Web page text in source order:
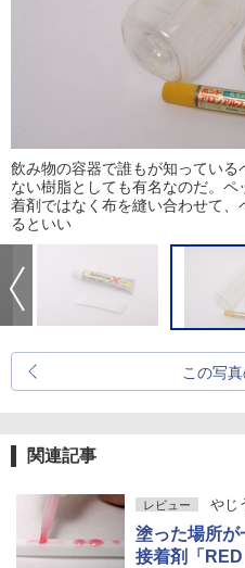
飲み物の容器で誰もが知ってい
ない樹脂としても有名なのだ。
着剤ではなく布を縫い合わせて
るといい
この写
関連記事
レビュー やじ
塗った場所が
接着剤「RED